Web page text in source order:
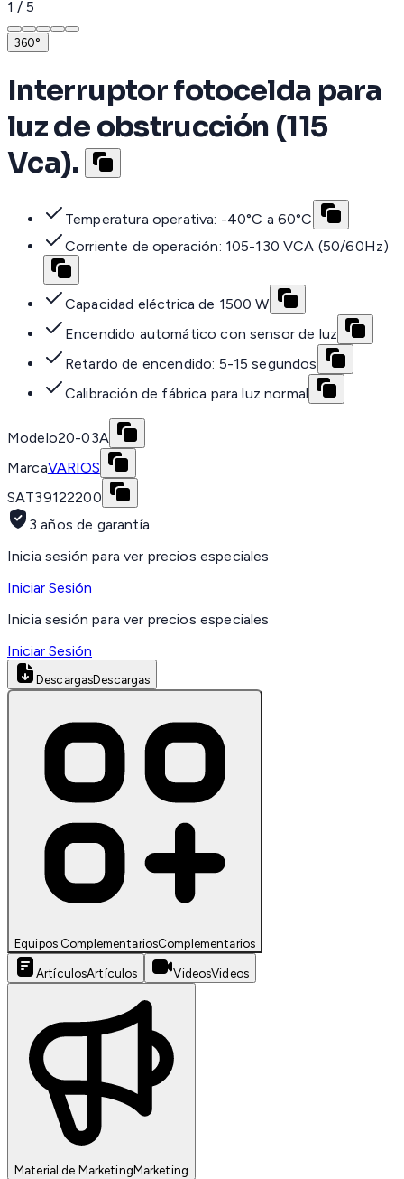
1 / 5
360°
Interruptor fotocelda para
luz de obstrucción (115
Vca).
Temperatura operativa: -40°C a 60°C
Corriente de operación: 105-130 VCA (50/60Hz)
Capacidad eléctrica de 1500 W
Encendido automático con sensor de luz
Retardo de encendido: 5-15 segundos
Calibración de fábrica para luz normal
Modelo20-03A
MarcaVARIOS
SAT39122200
3 años de garantía
Inicia sesión para ver precios especiales
Iniciar Sesión
Inicia sesión para ver precios especiales
Iniciar Sesión
DescargasDescargas
Equipos ComplementariosComplementarios
ArtículosArtículos VideosVideos
Material de MarketingMarketing